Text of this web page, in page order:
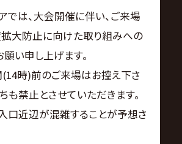
では、大会開催に伴い、ご来場
大防止に向けた取り組みへの
い申し上げます。
時)前のご来場はお控え下さ
も禁止とさせていただきます。
口近辺が混雑することが予想さ